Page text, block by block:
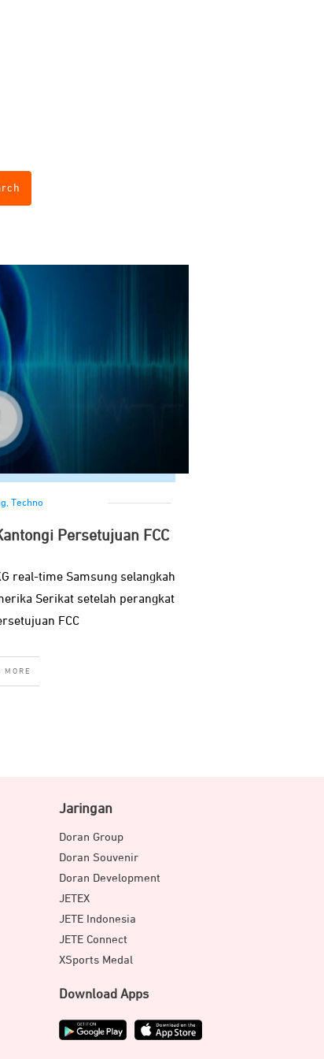
, Techno
Persetujuan FCC
real-time Samsung selangkah
Serikat setelah perangkat
FCC
MORE
Jaringan
Doran Group
Doran Souvenir
Doran Development
JETEX
JETE Indonesia
JETE Connect
XSports Medal
Download Apps